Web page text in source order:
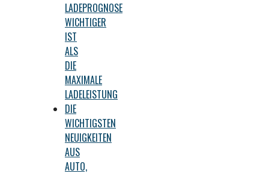
LADEPROGNOSE
WICHTIGER
IST
ALS
DIE
MAXIMALE
LADELEISTUNG
DIE
WICHTIGSTEN
NEUIGKEITEN
AUS
AUTO,